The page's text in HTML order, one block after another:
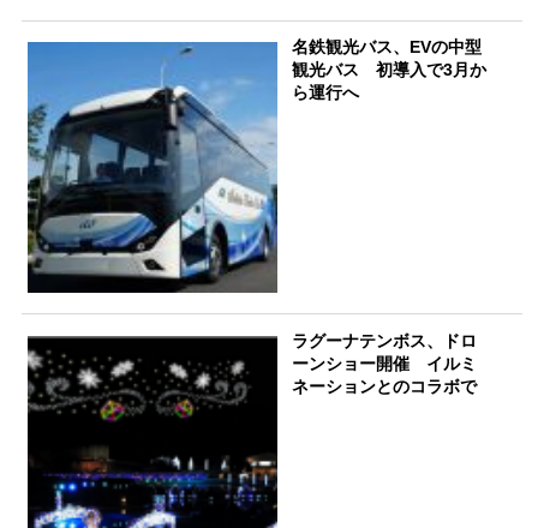
名鉄観光バス、EVの中型
観光バス 初導入で3月か
ら運行へ
ラグーナテンボス、ドロ
ーンショー開催 イルミ
ネーションとのコラボで